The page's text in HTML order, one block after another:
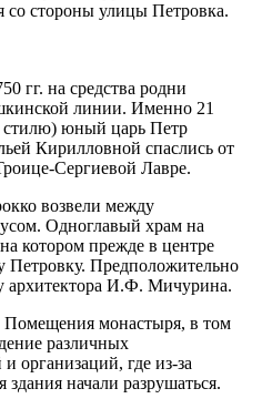
со стороны улицы Петровка.
гг. на средства родни
линии. Именно 21
стилю) юный царь Петр
Кирилловной спаслись от
Сергиевой Лавре.
возвели между
Одноглавый храм на
котором прежде в центре
Петровку. Предположительно
архитектора И.Ф. Мичурина.
Помещения монастыря, в том
различных
организаций, где из-за
начали разрушаться.